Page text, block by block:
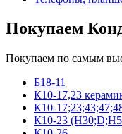
Покупаем
Покупаем по самым
Б18-11
К10-17,23
К10-
К10-23